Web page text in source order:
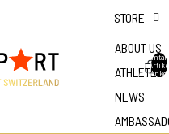
STORE
ABOUT US
ATHLETES
NEWS
der